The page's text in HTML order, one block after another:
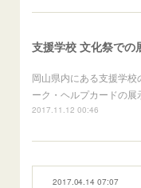
支援学校 文化祭での
岡山県内にある支援学校
ーク・ヘルプカードの展
2017.11.12 00:46
2017.04.14 07:07